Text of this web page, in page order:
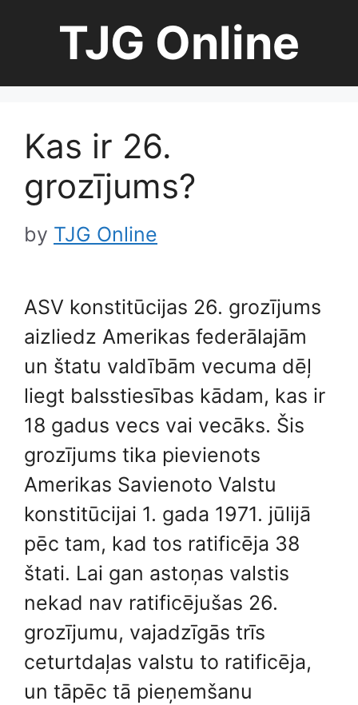
TJG Online
Kas ir 26.
grozījums?
by TJG Online
ASV konstitūcijas 26. grozījums
aizliedz Amerikas federālajām
un štatu valdībām vecuma dēļ
liegt balsstiesības kādam, kas ir
18 gadus vecs vai vecāks. Šis
grozījums tika pievienots
Amerikas Savienoto Valstu
konstitūcijai 1. gada 1971. jūlijā
pēc tam, kad tos ratificēja 38
štati. Lai gan astoņas valstis
nekad nav ratificējušas 26.
grozījumu, vajadzīgās trīs
ceturtdaļas valstu to ratificēja,
un tāpēc tā pieņemšanu